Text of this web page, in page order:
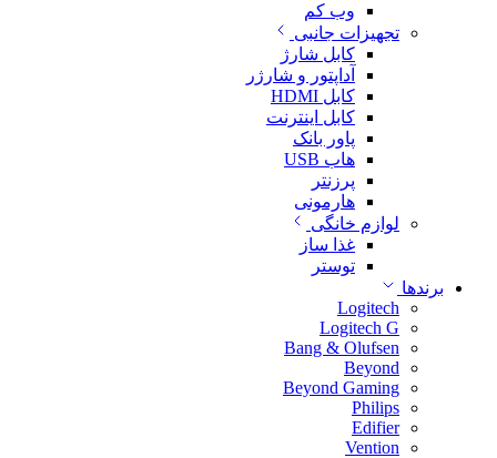
وب کم
تجهیزات جانبی
کابل شارژ
آداپتور و شارژر
کابل HDMI
کابل اینترنت
پاور بانک
هاب USB
پرزنتر
هارمونی
لوازم خانگی
غذا ساز
توستر
برندها
Logitech
Logitech G
Bang & Olufsen
Beyond
Beyond Gaming
Philips
Edifier
Vention